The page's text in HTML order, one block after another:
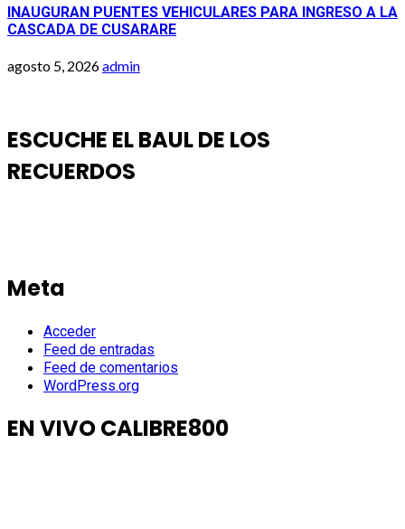
INAUGURAN PUENTES VEHICULARES PARA INGRESO A LA
CASCADA DE CUSARARE
agosto 5, 2026admin
ESCUCHE EL BAUL DE LOS
RECUERDOS
Meta
Acceder
Feed de entradas
Feed de comentarios
WordPress.org
EN VIVO CALIBRE800